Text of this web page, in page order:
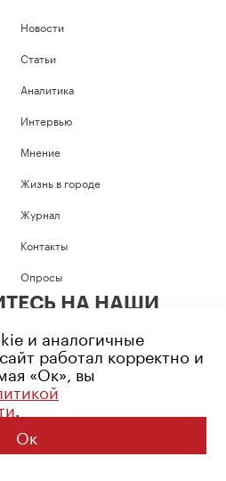
Новости
Статьи
Аналитика
Интервью
Мнение
Жизнь в городе
Журнал
Контакты
Опросы
НА НАШИ
ограничение: 16+
права защищены
и аналогичные
работал корректно и
«Ок», вы
.
Ок